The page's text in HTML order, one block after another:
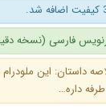
فارسی (نسخه
داستان: این
داره…